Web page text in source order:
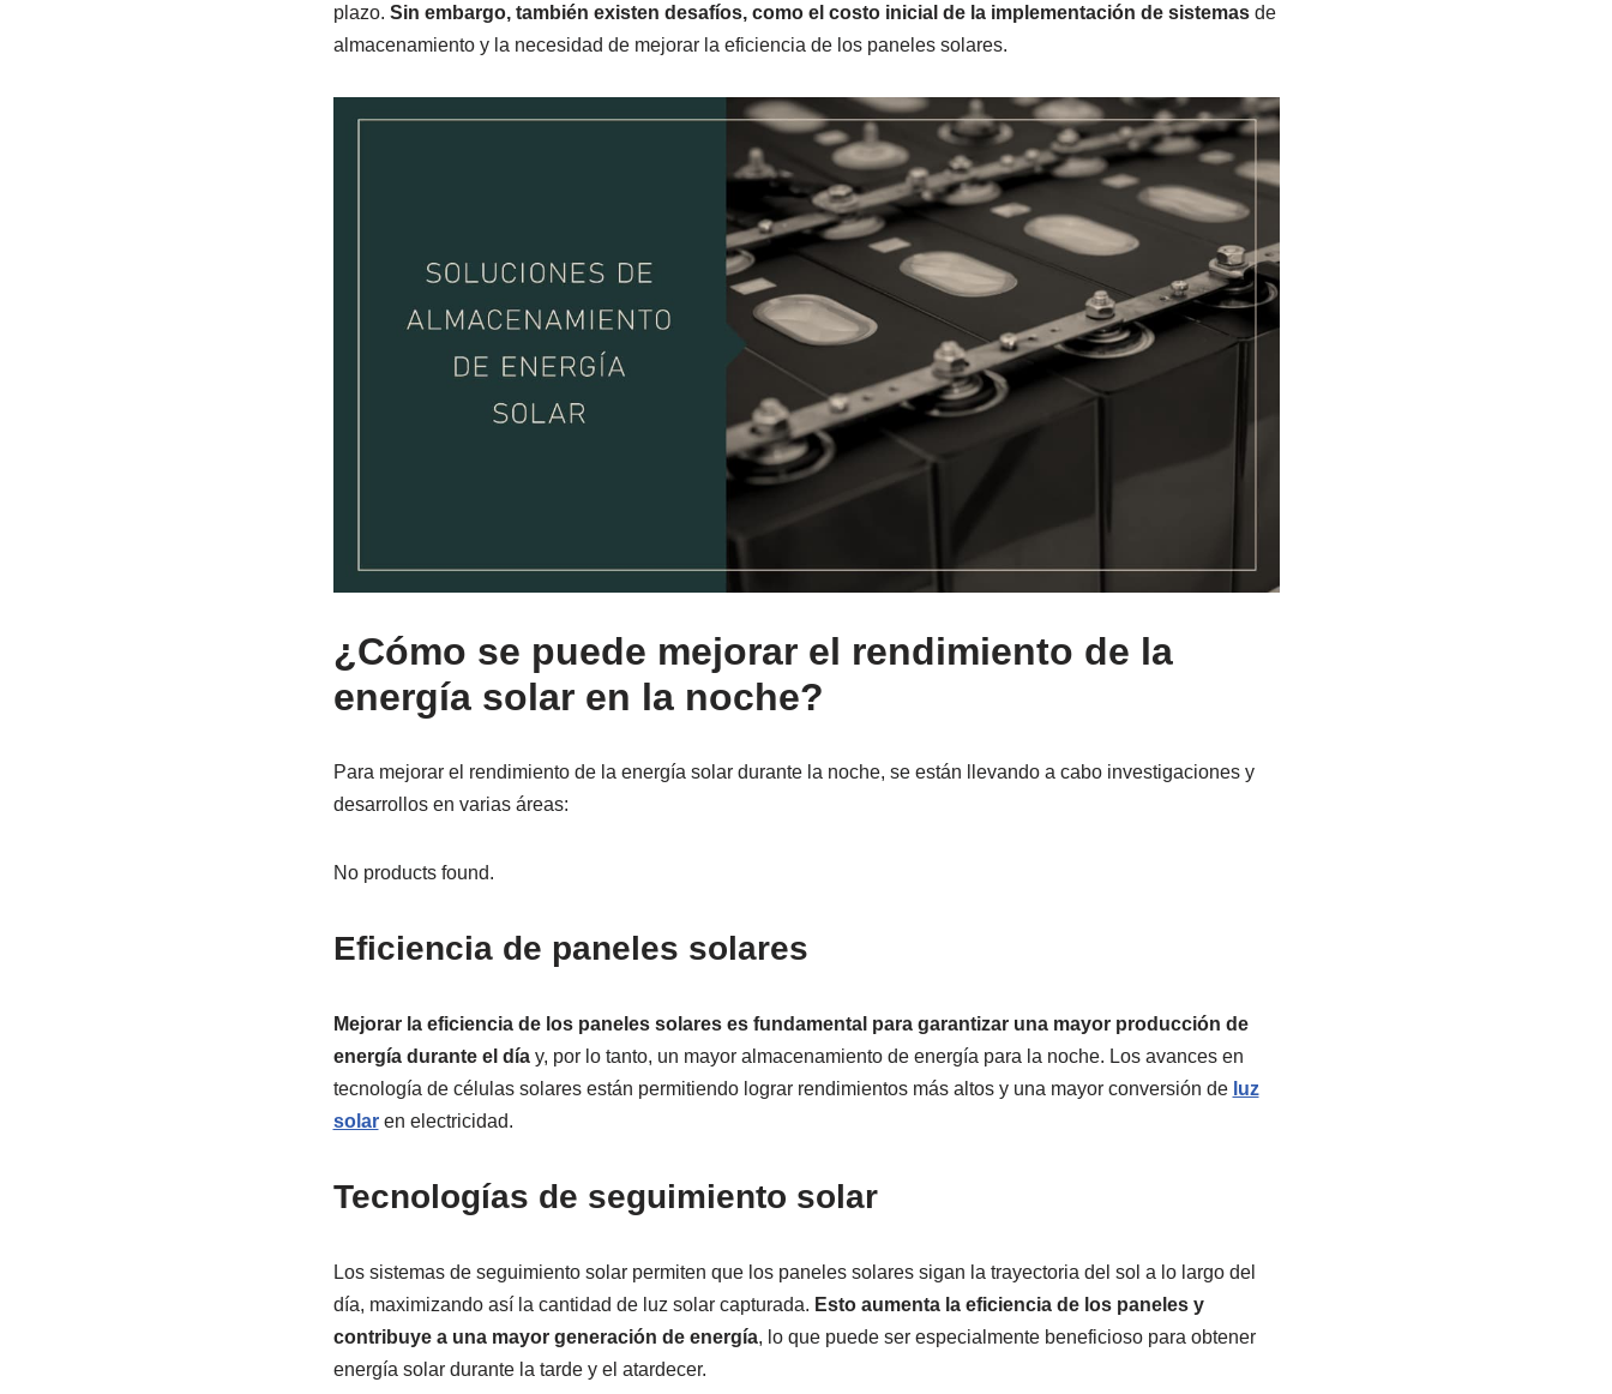
plazo. Sin embargo, también existen desafíos, como el costo inicial de la implementación de sistemasde
almacenamiento y la necesidad de mejorar la eficiencia de los paneles solares.
¿Cómo se puede mejorar el rendimiento de la
energía solar en la noche?
Para mejorar el rendimiento de la energía solar durante la noche, se están llevando a cabo investigaciones y
desarrollos en varias áreas:
No products found.
Eficiencia de paneles solares
Mejorar la eficiencia de los paneles solares es fundamental para garantizar una mayor producción de
energía durante el díay, por lo tanto, un mayor almacenamiento de energía para la noche. Los avances en
tecnología de células solares están permitiendo lograr rendimientos más altos y una mayor conversión de luz
solaren electricidad.
Tecnologías de seguimiento solar
Los sistemas de seguimiento solar permiten que los paneles solares sigan la trayectoria del sol a lo largo del
día, maximizando así la cantidad de luz solar capturada. Esto aumenta la eficiencia de los paneles y
contribuye a una mayor generación de energía, lo que puede ser especialmente beneficioso para obtener
energía solar durante la tarde y el atardecer.